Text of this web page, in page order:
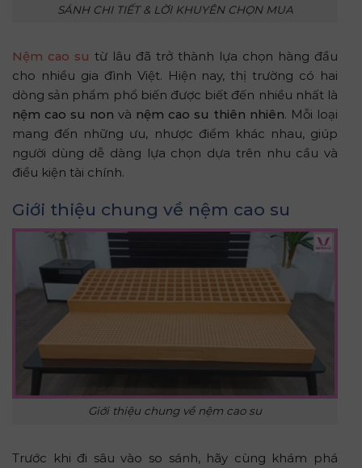
SÁNH CHI TIẾT & LỜI KHUYÊN CHỌN MUA
Nệm cao su từ lâu đã trở thành lựa chọn hàng đầu
cho nhiều gia đình Việt. Hiện nay, thị trường có hai
dòng sản phẩm phổ biến được biết đến nhiều nhất là
nệm cao su non và nệm cao su thiên nhiên. Mỗi loại
mang đến những ưu, nhược điểm khác nhau, giúp
người dùng dễ dàng lựa chọn dựa trên nhu cầu và
điều kiện tài chính.
Giới thiệu chung về nệm cao su
Giới thiệu chung về nệm cao su
Trước khi đi sâu vào so sánh, hãy cùng khám phá